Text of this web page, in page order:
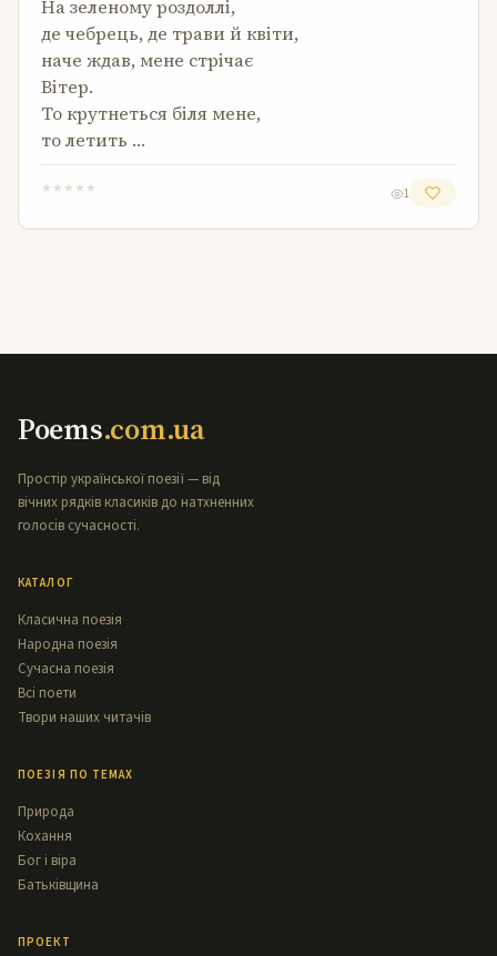
На зеленому роздоллі,
де чебрець, де трави й квіти,
наче ждав, мене стрічає
Вітер.
То крутнеться біля мене,
то летить …
★ ★ ★ ★ ★ 1
Poems.com.ua
Простір української поезії — від
вічних рядків класиків до натхненних
голосів сучасності.
КАТАЛОГ
Класична поезія
Народна поезія
Сучасна поезія
Всі поети
Твори наших читачів
ПОЕЗІЯ ПО ТЕМАХ
Природа
Кохання
Бог і віра
Батьківщина
ПРОЕКТ